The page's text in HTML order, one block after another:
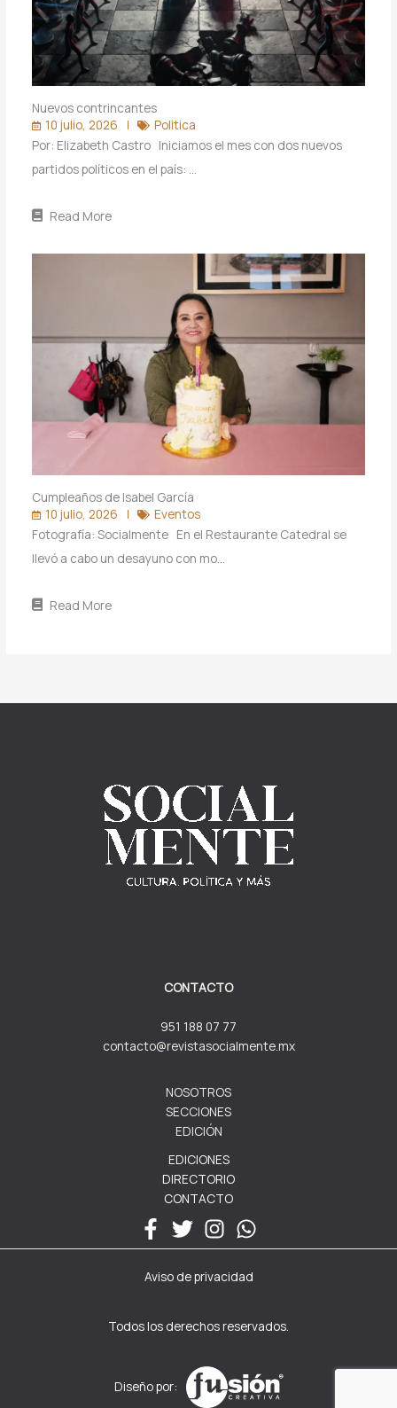
Nuevos contrincantes
10 julio, 2026
Politica
Por: Elizabeth Castro Iniciamos el mes con dos nuevos
partidos políticos en el país: …
Read More
Cumpleaños de Isabel García
10 julio, 2026
Eventos
Fotografía: Socialmente En el Restaurante Catedral se
llevó a cabo un desayuno con mo…
Read More
CONTACTO
951 188 07 77
contacto@revistasocialmente.mx
NOSOTROS
SECCIONES
EDICIÓN
EDICIONES
DIRECTORIO
CONTACTO
Aviso de privacidad
Todos los derechos reservados.
Diseño por: